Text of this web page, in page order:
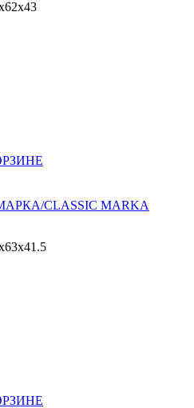
CLASSIC MARKA